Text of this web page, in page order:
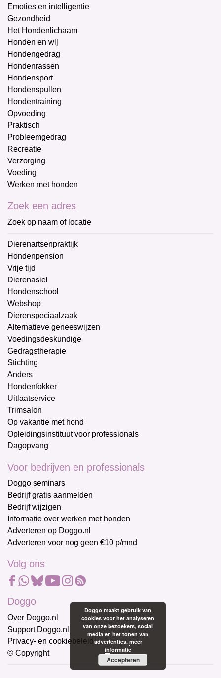
Emoties en intelligentie
Gezondheid
Het Hondenlichaam
Honden en wij
Hondengedrag
Hondenrassen
Hondensport
Hondenspullen
Hondentraining
Opvoeding
Praktisch
Probleemgedrag
Recreatie
Verzorging
Voeding
Werken met honden
Zoek een adres
Zoek op naam of locatie
Dierenartsenpraktijk
Hondenpension
Vrije tijd
Dierenasiel
Hondenschool
Webshop
Dierenspeciaalzaak
Alternatieve geneeswijzen
Voedingsdeskundige
Gedragstherapie
Stichting
Anders
Hondenfokker
Uitlaatservice
Trimsalon
Op vakantie met hond
Opleidingsinstituut voor professionals
Dagopvang
Voor bedrijven en professionals
Doggo seminars
Bedrijf gratis aanmelden
Bedrijf wijzigen
Informatie over werken met honden
Adverteren op Doggo.nl
Adverteren voor nog geen €10 p/mnd
Volg ons
Doggo
Over Doggo.nl
Support Doggo.nl
Privacy- en cookiebeleid
© Copyright
Doggo maakt gebruik van
cookies voor het analyseren
van onze bezoekers, social
media en het tonen van
advertenties. meer
informatie
Accepteren